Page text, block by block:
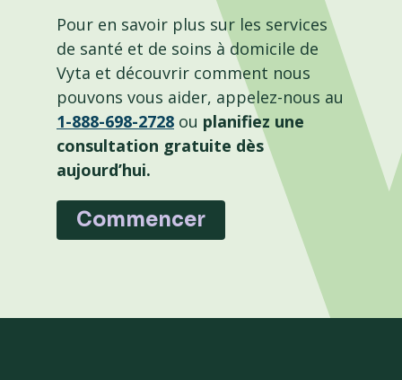
Pour en savoir plus sur les services
de santé et de soins à domicile de
Vyta et découvrir comment nous
pouvons vous aider, appelez-nous au
1-888-698-2728 ou planifiez une
consultation gratuite dès
aujourd’hui.
Commencer